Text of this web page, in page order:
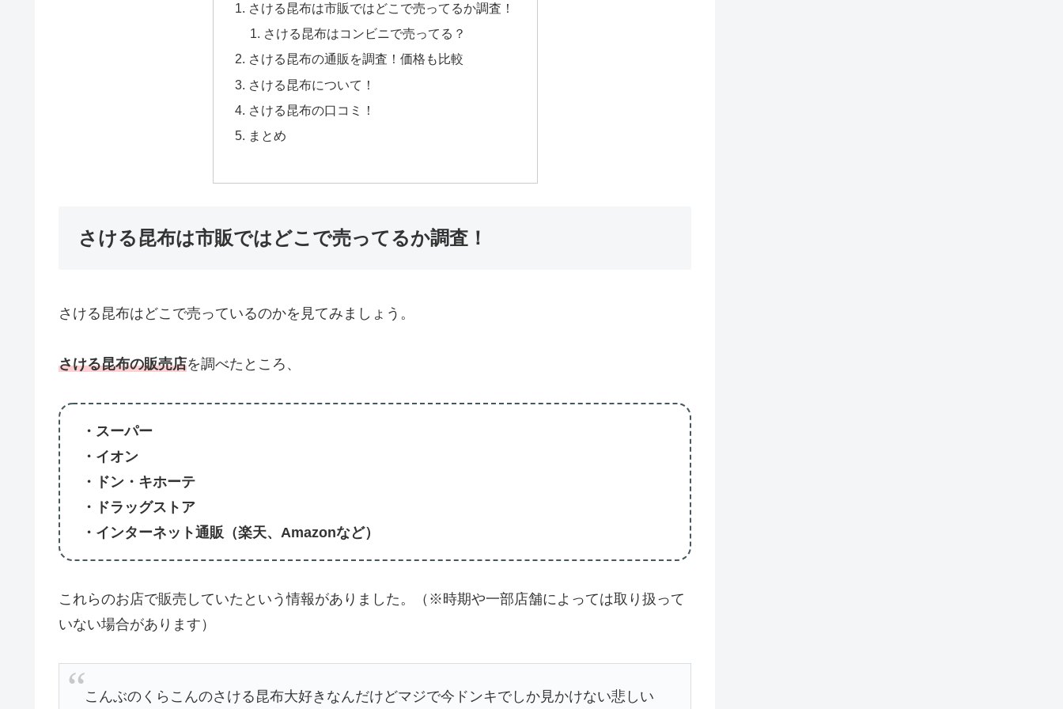
さける昆布は市販ではどこで売ってるか調査！
さける昆布はコンビニで売ってる？
さける昆布の通販を調査！価格も比較
さける昆布について！
さける昆布の口コミ！
まとめ
さける昆布は市販ではどこで売ってるか調査！
さける昆布はどこで売っているのかを見てみましょう。
さける昆布の販売店を調べたところ、
・スーパー
・イオン
・ドン・キホーテ
・ドラッグストア
・インターネット通販（楽天、Amazonなど）
これらのお店で販売していたという情報がありました。（※時期や一部店舗によっては取り扱って
いない場合があります）
こんぶのくらこんのさける昆布大好きなんだけどマジで今ドンキでしか見かけない悲しい